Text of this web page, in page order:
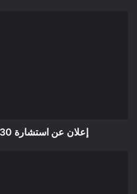
إعلان عن استشارة 2024/30 بلدية المسيلة